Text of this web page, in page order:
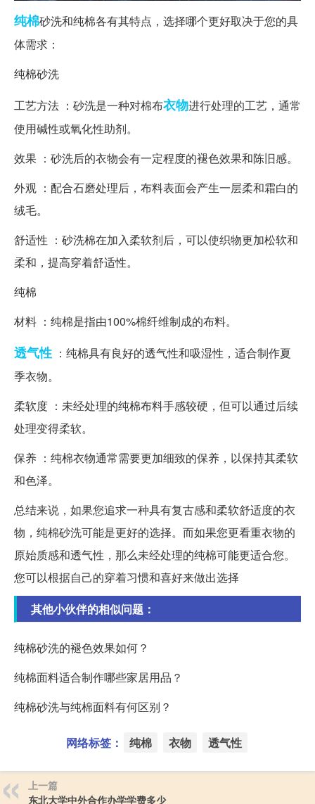
纯棉砂洗和纯棉各有其特点，选择哪个更好取决于您的具
体需求：
纯棉砂洗
工艺方法 ：砂洗是一种对棉布衣物进行处理的工艺，通常
使用碱性或氧化性助剂。
效果 ：砂洗后的衣物会有一定程度的褪色效果和陈旧感。
外观 ：配合石磨处理后，布料表面会产生一层柔和霜白的
绒毛。
舒适性 ：砂洗棉在加入柔软剂后，可以使织物更加松软和
柔和，提高穿着舒适性。
纯棉
材料 ：纯棉是指由100%棉纤维制成的布料。
透气性 ：纯棉具有良好的透气性和吸湿性，适合制作夏
季衣物。
柔软度 ：未经处理的纯棉布料手感较硬，但可以通过后续
处理变得柔软。
保养 ：纯棉衣物通常需要更加细致的保养，以保持其柔软
和色泽。
总结来说，如果您追求一种具有复古感和柔软舒适度的衣
物，纯棉砂洗可能是更好的选择。而如果您更看重衣物的
原始质感和透气性，那么未经处理的纯棉可能更适合您。
您可以根据自己的穿着习惯和喜好来做出选择
其他小伙伴的相似问题：
纯棉砂洗的褪色效果如何？
纯棉面料适合制作哪些家居用品？
纯棉砂洗与纯棉面料有何区别？
网络标签： 纯棉 衣物 透气性
上一篇
东北大学中外合作办学学费多少